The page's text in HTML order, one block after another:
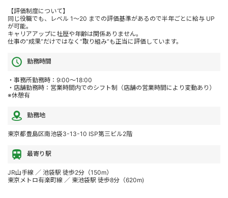
【評価制度について】
同じ役職でも、レベル 1～20 までの評価基準があるので半年ごとに給与 UP
が可能。
キャリアアップに社歴や年齢は関係ありません。
仕事の“成果”だけではなく“取り組み”も正当に評価しています。
勤務時間
・事務所勤務時：9:00～18:00
・店舗勤務時：営業時間内でのシフト制（店舗の営業時間により変動あり）
※休憩有
勤務地
東京都豊島区南池袋3-13-10 ISP第三ビル2階
最寄り駅
JR山手線 ／ 池袋駅 徒歩2分（150m）
東京メトロ有楽町線 ／ 東池袋駅 徒歩8分（620m)